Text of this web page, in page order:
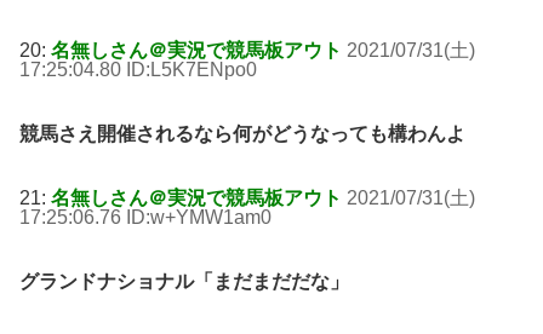
20: 名無しさん＠実況で競馬板アウト 2021/07/31(土)
17:25:04.80 ID:L5K7ENpo0
競馬さえ開催されるなら何がどうなっても構わんよ
21: 名無しさん＠実況で競馬板アウト 2021/07/31(土)
17:25:06.76 ID:w+YMW1am0
グランドナショナル「まだまだだな」